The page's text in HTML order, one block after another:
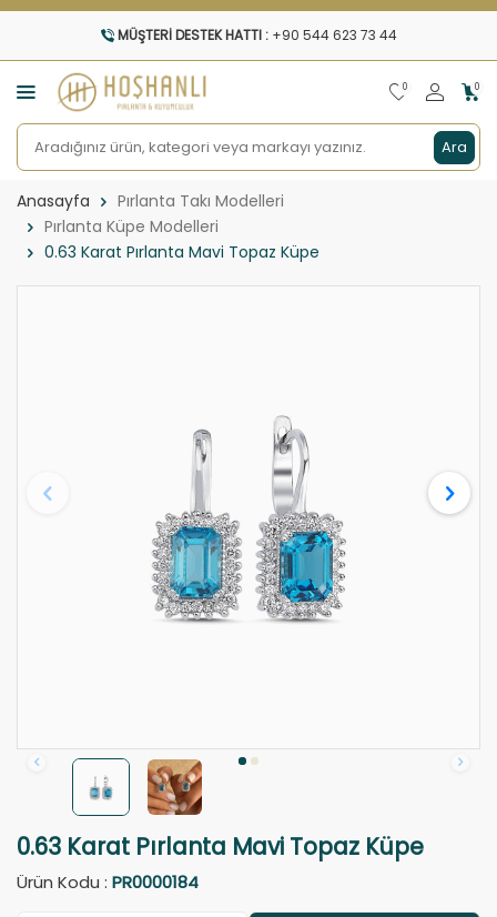
MÜŞTERI DESTEK HATTI : +90 544 623 73 44
Ara
0 0
Anasayfa
Pırlanta Takı Modelleri
Pırlanta Küpe Modelleri
0.63 Karat Pırlanta Mavi Topaz Küpe
0.63 Karat Pırlanta Mavi Topaz Küpe
Ürün Kodu : PR0000184